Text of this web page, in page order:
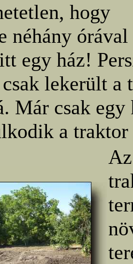
hogy
néhány
egy ház!
lekerült a
Már csak egy
a